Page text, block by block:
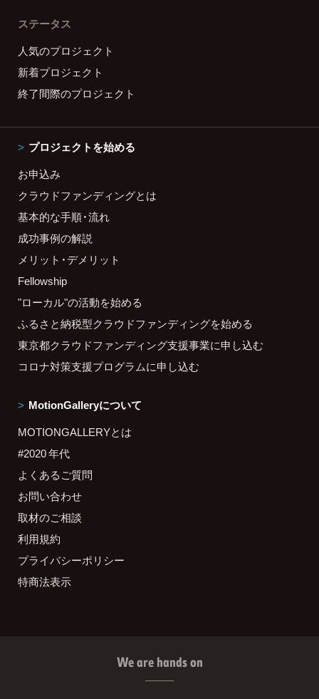
ステータス
人気のプロジェクト
新着プロジェクト
終了間際のプロジェクト
プロジェクトを始める
お申込み
クラウドファンディングとは
基本的な手順・流れ
成功事例の解説
メリット・デメリット
Fellowship
"ローカル"の活動を始める
ふるさと納税型クラウドファンディングを始める
東京都クラウドファンディング支援事業に申し込む
コロナ対策支援プログラムに申し込む
MotionGalleryについて
MOTIONGALLERYとは
#2020 年代
よくあるご質問
お問い合わせ
取材のご相談
利用規約
プライバシーポリシー
特商法表示
We are hands on